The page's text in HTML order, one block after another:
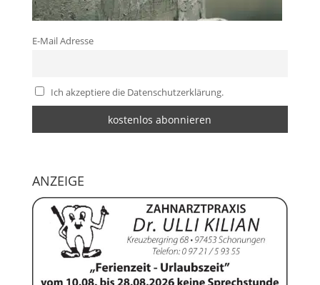
E-Mail Adresse
Ich akzeptiere die Datenschutzerklärung.
ANZEIGE